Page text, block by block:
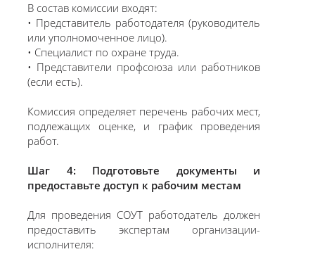
В состав комиссии входят:
• Представитель работодателя (руководитель
или уполномоченное лицо).
• Специалист по охране труда.
• Представители профсоюза или работников
(если есть).
Комиссия определяет перечень рабочих мест,
подлежащих оценке, и график проведения
работ.
Шаг 4: Подготовьте документы и
предоставьте доступ к рабочим местам
Для проведения СОУТ работодатель должен
предоставить экспертам организации-
исполнителя: